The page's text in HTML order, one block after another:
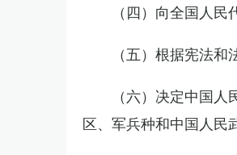
（四）向全国人
（五）根据宪法
（六）决定中国
区、军兵种和中国人民